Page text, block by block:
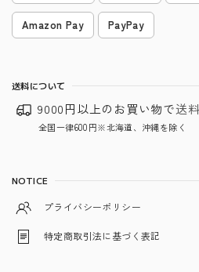
Amazon Pay PayPay
送料について
9000円以上のお買い物で送
全国一律600円※北海道、沖縄を除く
NOTICE
プライバシーポリシー
特定商取引法に基づく表記